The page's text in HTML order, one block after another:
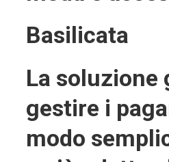
Basilicata
La soluzione
gestire i
modo